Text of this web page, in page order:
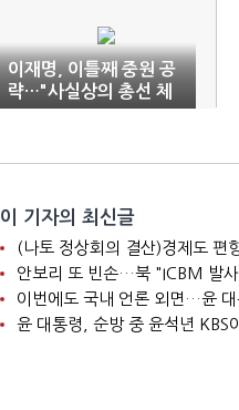
이재명, 이틀째 중원 공
략…"사실상의 총선 체
제"
이 기자의 최신글
(나토 정상회의 결산)경제도
안보리 또 빈손…북 "ICBM 발
이번에도 국내 언론 외면…윤
윤 대통령, 순방 중 윤석년 KBS